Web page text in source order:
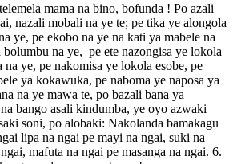
mama na bino, bofunda ! Po azali
nazali mobali na ye te; pe tika ye alongola
ye, pe ekobo na ye na kati ya mabele na
na ye, pe ete nazongisa ye lokola
ye, pe nakomisa ye lokola esobe, pe
ya kokawuka, pe naboma ye naposa ya
na ye mawa te, po bazali bana ya
bango asali kindumba, ye oyo azwaki
soni, po alobaki: Nakolanda bamakagu
lipa na ngai pe mayi na ngai, suki na
mafuta na ngai pe masanga na ngai. 6.